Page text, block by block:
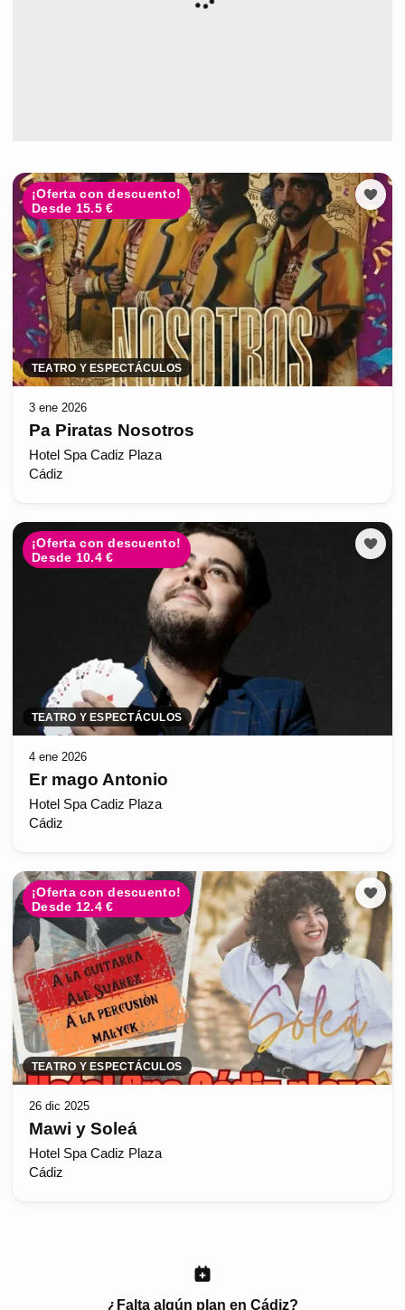
¡Oferta con descuento!
Desde 15.5 €
TEATRO Y ESPECTÁCULOS
3 ene 2026
Pa Piratas Nosotros
Hotel Spa Cadiz Plaza
Cádiz
¡Oferta con descuento!
Desde 10.4 €
TEATRO Y ESPECTÁCULOS
4 ene 2026
Er mago Antonio
Hotel Spa Cadiz Plaza
Cádiz
¡Oferta con descuento!
Desde 12.4 €
TEATRO Y ESPECTÁCULOS
26 dic 2025
Mawi y Soleá
Hotel Spa Cadiz Plaza
Cádiz
¿Falta algún plan en Cádiz?